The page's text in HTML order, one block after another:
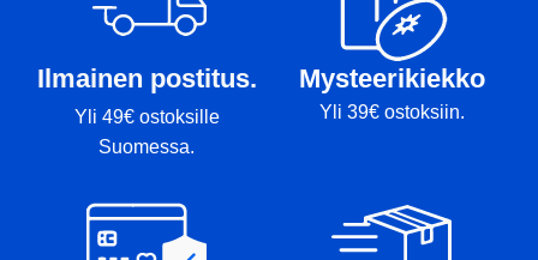
Markörer: Omslag
Ilmainen postitus.
Yli 49€ ostoksille
Suomessa.
Mysteerikiekko
Yli 39€ ostoksiin.